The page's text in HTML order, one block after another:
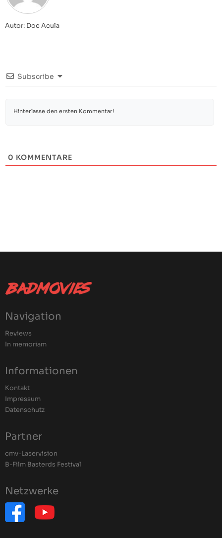
Autor: Doc Acula
Subscribe
0 KOMMENTARE
Navigation
Reviews
In memoriam
Informationen
Kontakt
Impressum
Datenschutz
Partner
cmv-Laservision
B-Film Basterds Festival
Netzwerke